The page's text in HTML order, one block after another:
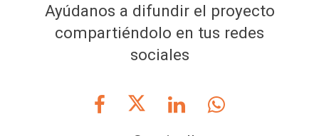
Ayúdanos a difundir el proyecto
compartiéndolo en tus redes
sociales